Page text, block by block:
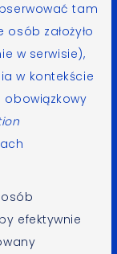
tam
założyło
w serwisie),
w kontekście
obowiązkowy
efektywnie